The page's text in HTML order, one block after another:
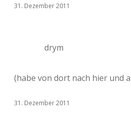
31. Dezember 2011
drym
(habe von dort nach hier und
31. Dezember 2011